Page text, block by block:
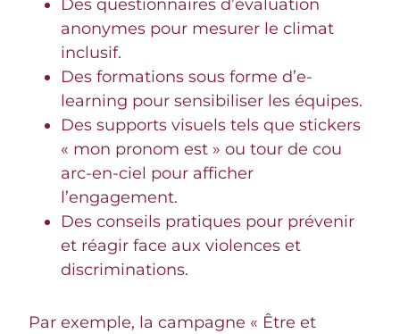
Des questionnaires d’évaluation
anonymes pour mesurer le climat
inclusif.
Des formations sous forme d’e-
learning pour sensibiliser les équipes.
Des supports visuels tels que stickers
« mon pronom est » ou tour de cou
arc-en-ciel pour afficher
l’engagement.
Des conseils pratiques pour prévenir
et réagir face aux violences et
discriminations.
Par exemple, la campagne « Être et